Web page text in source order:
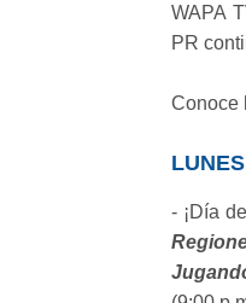
WAPA
PR
Conoce
LUNES
- ¡Día